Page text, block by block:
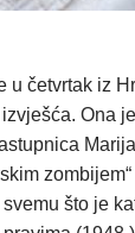
četvrtak iz
što je